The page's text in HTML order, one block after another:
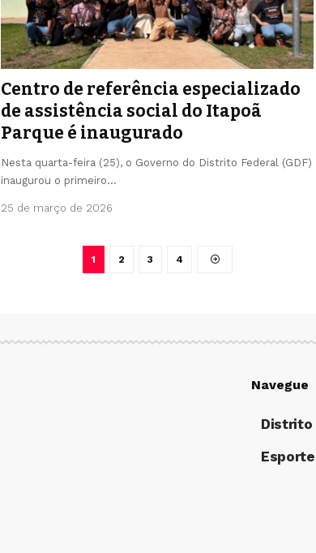
Centro de referência especializado
de assistência social do Itapoã
Parque é inaugurado
Nesta quarta-feira (25), o Governo do Distrito Federal (GDF)
inaugurou o primeiro…
25 de março de 2026
1 2 3 4
Navegue
Distrito